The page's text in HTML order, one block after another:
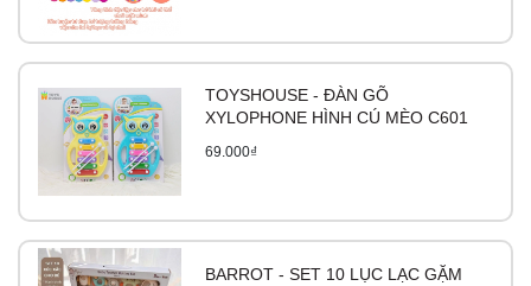
TOYSHOUSE - ĐÀN GÕ
XYLOPHONE HÌNH CÚ MÈO C601
69.000₫
BARROT - SET 10 LỤC LẠC GẶM